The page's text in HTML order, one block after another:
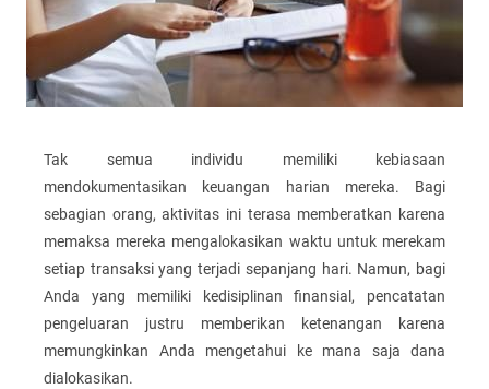
Tak semua individu memiliki kebiasaan
mendokumentasikan keuangan harian mereka. Bagi
sebagian orang, aktivitas ini terasa memberatkan karena
memaksa mereka mengalokasikan waktu untuk merekam
setiap transaksi yang terjadi sepanjang hari. Namun, bagi
Anda yang memiliki kedisiplinan finansial, pencatatan
pengeluaran justru memberikan ketenangan karena
memungkinkan Anda mengetahui ke mana saja dana
dialokasikan.